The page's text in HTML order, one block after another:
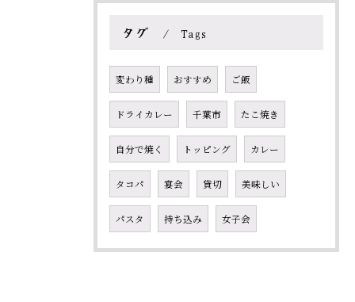
タグ Tags
変わり種 おすすめ ご飯
ドライカレー 千葉市 たこ焼き
自分で焼く トッピング カレー
タコパ 宴会 貸切 美味しい
パスタ 持ち込み 女子会